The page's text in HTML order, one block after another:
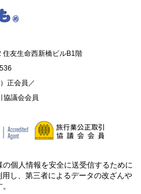
友生命西新橋ビルB1階
正会員／
協議会会員
の個人情報を安全に送受信するために
し、第三者によるデータの改ざんや